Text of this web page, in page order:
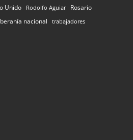
Unido Rodolfo Aguiar Rosario
nacional trabajadores